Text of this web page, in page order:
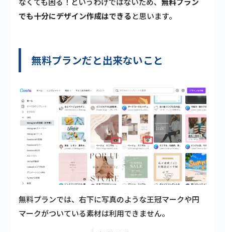
でも十分にデザイン作成はできる と思います。
無料プランだと出来ないこと
無料プランでは、右下に写真のような王冠マークや円
マークがついている素材は利用できません。